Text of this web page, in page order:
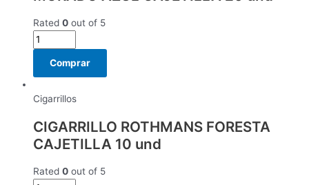
Rated 0 out of 5
Comprar
Cigarrillos
CIGARRILLO ROTHMANS FORESTA
CAJETILLA 10 und
Rated 0 out of 5